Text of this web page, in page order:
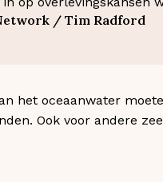
/ Tim Radford
het oceaanwater
Ook voor andere